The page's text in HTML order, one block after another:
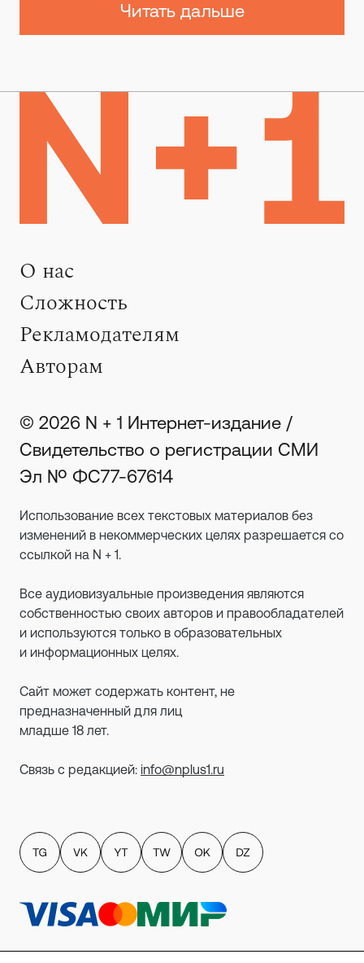
Читать дальше
О нас
Сложность
Рекламодателям
Авторам
© 2026 N + 1 Интернет-издание /
Свидетельство о регистрации СМИ
Эл № ФС77-67614
Использование всех текстовых материалов без
изменений в некоммерческих целях разрешается со
ссылкой на N + 1.
Все аудиовизуальные произведения являются
собственностью своих авторов и правообладателей
и используются только в образовательных
и информационных целях.
Сайт может содержать контент, не
предназначенный для лиц
младше 18 лет.
Связь с редакцией: info@nplus1.ru